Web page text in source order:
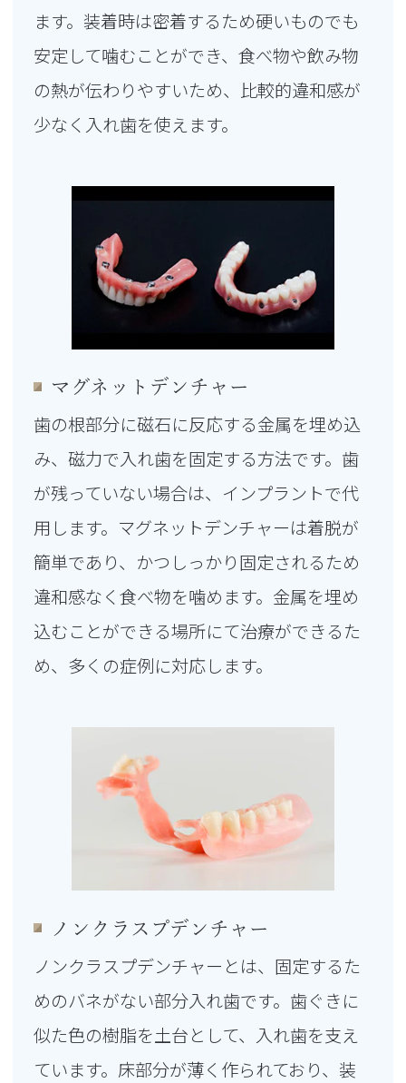
ます。装着時は密着するため硬いものでも
安定して噛むことができ、食べ物や飲み物
の熱が伝わりやすいため、比較的違和感が
少なく入れ歯を使えます。
マグネットデンチャー
歯の根部分に磁石に反応する金属を埋め込
み、磁力で入れ歯を固定する方法です。歯
が残っていない場合は、インプラントで代
用します。マグネットデンチャーは着脱が
簡単であり、かつしっかり固定されるため
違和感なく食べ物を噛めます。金属を埋め
込むことができる場所にて治療ができるた
め、多くの症例に対応します。
ノンクラスプデンチャー
ノンクラスプデンチャーとは、固定するた
めのバネがない部分入れ歯です。歯ぐきに
似た色の樹脂を土台として、入れ歯を支え
ています。床部分が薄く作られており、装